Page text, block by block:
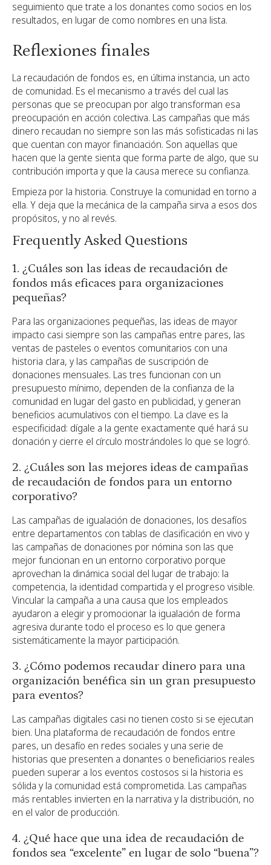
seguimiento que trate a los donantes como socios en los
resultados, en lugar de como nombres en una lista.
Reflexiones finales
La recaudación de fondos es, en última instancia, un acto
de comunidad. Es el mecanismo a través del cual las
personas que se preocupan por algo transforman esa
preocupación en acción colectiva. Las campañas que más
dinero recaudan no siempre son las más sofisticadas ni las
que cuentan con mayor financiación. Son aquellas que
hacen que la gente sienta que forma parte de algo, que su
contribución importa y que la causa merece su confianza.
Empieza por la historia. Construye la comunidad en torno a
ella. Y deja que la mecánica de la campaña sirva a esos dos
propósitos, y no al revés.
Frequently Asked Questions
1. ¿Cuáles son las ideas de recaudación de
fondos más eficaces para organizaciones
pequeñas?
Para las organizaciones pequeñas, las ideas de mayor
impacto casi siempre son las campañas entre pares, las
ventas de pasteles o eventos comunitarios con una
historia clara, y las campañas de suscripción de
donaciones mensuales. Las tres funcionan con un
presupuesto mínimo, dependen de la confianza de la
comunidad en lugar del gasto en publicidad, y generan
beneficios acumulativos con el tiempo. La clave es la
especificidad: dígale a la gente exactamente qué hará su
donación y cierre el círculo mostrándoles lo que se logró.
2. ¿Cuáles son las mejores ideas de campañas
de recaudación de fondos para un entorno
corporativo?
Las campañas de igualación de donaciones, los desafíos
entre departamentos con tablas de clasificación en vivo y
las campañas de donaciones por nómina son las que
mejor funcionan en un entorno corporativo porque
aprovechan la dinámica social del lugar de trabajo: la
competencia, la identidad compartida y el progreso visible.
Vincular la campaña a una causa que los empleados
ayudaron a elegir y promocionar la igualación de forma
agresiva durante todo el proceso es lo que genera
sistemáticamente la mayor participación.
3. ¿Cómo podemos recaudar dinero para una
organización benéfica sin un gran presupuesto
para eventos?
Las campañas digitales casi no tienen costo si se ejecutan
bien. Una plataforma de recaudación de fondos entre
pares, un desafío en redes sociales y una serie de
historias que presenten a donantes o beneficiarios reales
pueden superar a los eventos costosos si la historia es
sólida y la comunidad está comprometida. Las campañas
más rentables invierten en la narrativa y la distribución, no
en el valor de producción.
4. ¿Qué hace que una idea de recaudación de
fondos sea “excelente” en lugar de solo “buena”?